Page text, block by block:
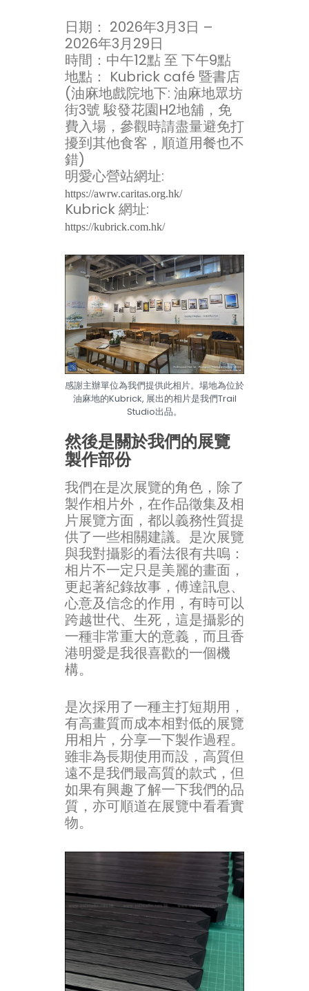
日期： 2026年3月3日 –
2026年3月29日
時間：中午12點 至 下午9點
地點： Kubrick café 暨書店
(油麻地戲院地下: 油麻地眾坊
街3號 駿發花園H2地舖，免
費入場，參觀時請盡量避免打
擾到其他食客，順道用餐也不
錯)
明愛心營站網址:
https://awrw.caritas.org.hk/
Kubrick 網址:
https://kubrick.com.hk/
感謝主辦單位為我們提供此相片。場地為位於
油麻地的Kubrick, 展出的相片是我們Trail
Studio出品。
然後是關於我們的展覽
製作部份
我們在是次展覽的角色，除了
製作相片外，在作品徵集及相
片展覽方面，都以義務性質提
供了一些相關建議。是次展覽
與我對攝影的看法很有共嗚：
相片不一定只是美麗的畫面，
更起著紀錄故事，傅達訊息、
心意及信念的作用，有時可以
跨越世代、生死，這是攝影的
一種非常重大的意義，而且香
港明愛是我很喜歡的一個機
構。
是次採用了一種主打短期用，
有高畫質而成本相對低的展覽
用相片，分享一下製作過程。
雖非為長期使用而設，高質但
遠不是我們最高質的款式，但
如果有興趣了解一下我們的品
質，亦可順道在展覽中看看實
物。